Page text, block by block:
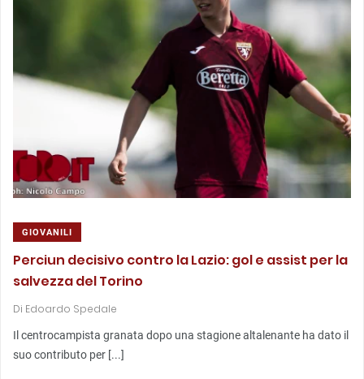
GIOVANILI
Perciun decisivo contro la Lazio: gol e assist per la
salvezza del Torino
Di Edoardo Spedale
Il centrocampista granata dopo una stagione altalenante ha dato il
suo contributo per [...]